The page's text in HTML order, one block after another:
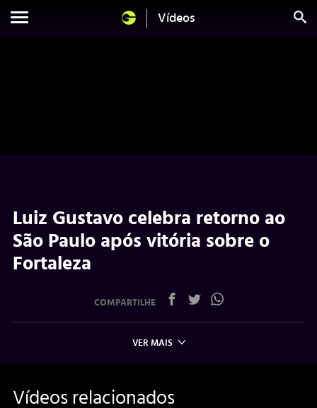
Vídeos
Luiz Gustavo celebra retorno ao
São Paulo após vitória sobre o
Fortaleza
COMPARTILHE
VER MAIS
Vídeos relacionados